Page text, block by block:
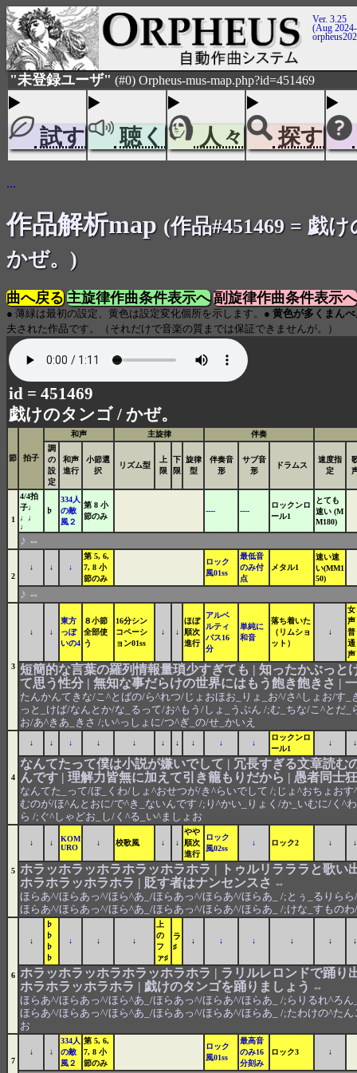
Ver. 3.25
(Aug
"未登録ユーザ" (#0) Orpheus-mus-map.php?id=451469
試す 聴く 人々 探す
...
作品解析map (作品#451469 = 戯
かぜ。)
曲へ戻る 主旋律作曲条件表示へ 副旋律作曲条件表示へ
● 薄緑は最初の設定、黄色は設定変化個所を示します。● 黄色が多くまん
夫された作品です。（それだけで音楽の質までは保証できませんが。）
id = 451469
戯けのタンゴ / かぜ。
節 拍子
和声 主旋律
伴奏
調
の
設
定
和声
進行
小節選
択
リズム型
上
限
下
限
旋律
型
伴奏音
形
サブ音
形
ドラムス
速度指
定
1
4/4拍
子♩
♩♩
♩
♭
334人
の敵
風２
第 8 小
節のみ
---- ----
ロックンロ
ール1
とても
速い (M
M180)
♪ ⇔
2
↓ ↓ ↓
第 5, 6,
7, 8 小
節のみ
ロック
風01ss
最低音
のみ付
点
メタル1
速い速
い(MM1
50)
♪ ⇔
3
↓ ↓
東方
っぽ
いの4
８小節
全部使
う
16分シン
コペーシ
ョン01ss
↓ ↓
ほぼ
順次
進行
アルベ
ルティ
バス16
分
単純に
和音
落ち着いた
（リムショ
ット）
↓
女
声
普
通
声
短簡的な言葉の羅列情報量瑣少すぎても | 知ったかぶっと
て思う性分 | 無知な事だらけの世界にはもう飽き飽きさ |
たんかんてきな/こ^とばの/ら^れつ/じょおほお_りょ_お^/さ^しょお/す_
っと_けば/なんとか/な_るって/お^もう/しょ_うぶん /;む_ちな/こ^とだ_
お/あ^きあ_きさ /;い^っしょに/つ^ぎ_の/せ_かいえ
4
↓ ↓ ↓ ↓ ↓ ↓ ↓ ↓ ↓ ↓
ロックンロ
ール1
↓ ↓
なんてたって僕は小説が嫌いでして | 冗長すぎる文章読む
んです | 理解力皆無に加えて引き籠もりだから | 愚者同士
なんてた_って/ぼ_くわ/しょ^おせつが/き^らいでして /;じょ^おちょお
むのが/ほ^んとおに/で^き_ないんです /;り^かい_りょく/か_いむに/く^
ら /;ぐ^しゃどお_し/く^る_い^ましょお
5
↓ ↓
KOM
URO
↓ 校歌風 ↓ ↓
やや
順次
進行
ロック
風02ss
↓ ロック2 ↓ ↓
ホラッホラッホラホラッホラホラ | トゥルリラララと歌い
ホラホラッホラホラ | 貶す者はナンセンスさ ⇔
ほらあ^/ほらあっ^/ほら^あ_/ほらあっ^/ほらあ^/ほらあ_ /;とぅ_るりら
ほらあ^/ほらあっ^/ほら^あ_/ほらあっ^/ほらあ^/ほらあ_ /;けな_すもの
6
↓
♭
♭
♭
♭
↓ ↓ ↓
上
の
フ
ァ♯
ラ
♯
↓ ↓ ↓ ↓ ↓ ↓
ホラッホラッホラホラッホラホラ | ラリルレロンドで踊り
ホラホラッホラホラ | 戯けのタンゴを踊りましょう ⇔
ほらあ^/ほらあっ^/ほら^あ_/ほらあっ^/ほらあ^/ほらあ_ /;らりるれ^ろ
ほらあ^/ほらあっ^/ほら^あ_/ほらあっ^/ほらあ^/ほらあ_ /;たわけの^た
お
7
↓ ↓
334人
の敵
風２
第 5, 6,
7, 8 小
節のみ
ロック
風01ss
最高音
のみ16
分刻み
ロック3 ↓